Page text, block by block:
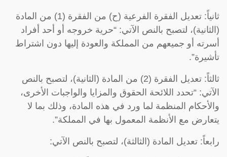
ثانياً: تعديل الفقرة الفرعية (ح) من الفقرة (1) من المادة
(الثانية)، لتصبح بالنص الآتي: “حرية خروجه أو أحد أفراد
أسرته أو جميعهم من المملكة والعودة إليها دون اشتراط
تأشيرة”.
ثالثاً: تعديل الفقرة (2) من المادة (الثانية)، لتصبح بالنص
الآتي: “تحدد اللائحة الحقوق والمزايا والواجبات الأخرى،
والأحكام المنظمة لما ورد في هذه المادة، وذلك بما لا
يتعارض مع الأنظمة المعمول بها في المملكة”.
رابعاً: تعديل المادة (الثالثة)، لتصبح بالنص الآتي: